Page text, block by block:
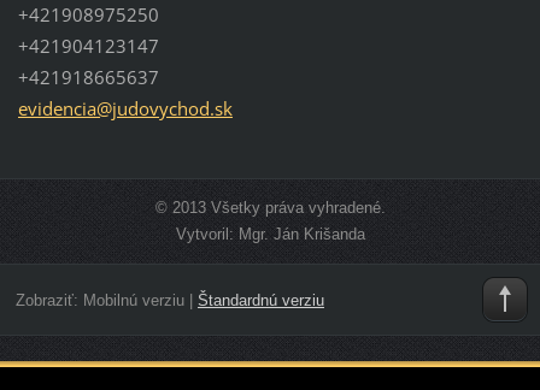
+421908975250
+421904123147
+421918665637
evidencia@judovychod.sk
© 2013 Všetky práva vyhradené.
Vytvoril: Mgr. Ján Krišanda
Zobraziť: Mobilnú verziu| Štandardnú verziu